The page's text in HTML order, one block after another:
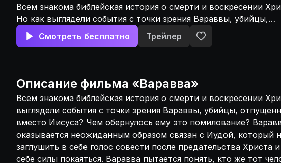
Всем знакома библейская история о смерти и воскресении
Но как выглядели события с точки зрения Вараввы, убийцы,
отпущенного толпой вместо Иисуса? Чем обернулось ему это
помилование? Варавва оказывается неожиданным образом
пытается понять, кто же тот человек, который вместо него
и разобраться, действительно ли он - Сын Божий? В поисках
истины Варавва получает ответы на вопросы, которые
его пересмотреть взгляды на всю свою жизнь.
Смотреть бесплатно Трейлер
Описание фильма «Варавва»
Всем знакома библейская история о смерти и воскресении
выглядели события с точки зрения Вараввы, убийцы,
вместо Иисуса? Чем обернулось ему это помилование?
оказывается неожиданным образом связан с Иудой, который
заглушить в себе голос совести после предательства Христа
себе силы покаяться. Варавва пытается понять, кто же тот